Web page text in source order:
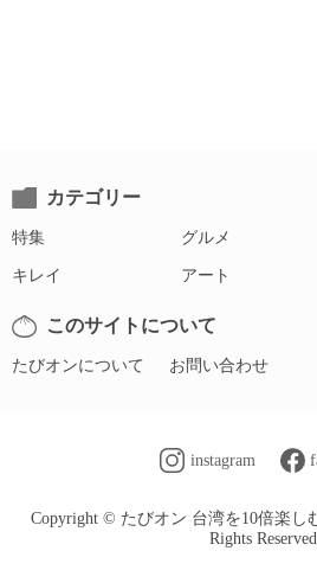
カテゴリー
特集 グルメ
キレイ アート
このサイトについて
たびオンについて お問い合わせ
instagram
Copyright © たびオン 台湾を10倍楽
Rights